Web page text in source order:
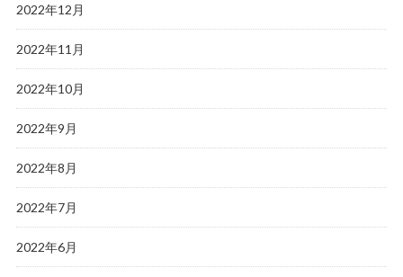
2022年12月
2022年11月
2022年10月
2022年9月
2022年8月
2022年7月
2022年6月